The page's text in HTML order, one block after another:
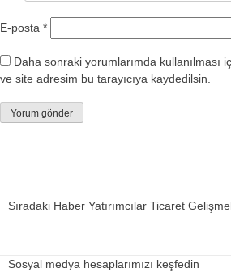
E-posta *
Daha sonraki yorumlarımda kullanılması
ve site adresim bu tarayıcıya kaydedilsin.
Sıradaki Haber Yatırımcılar Ticaret
Sosyal medya hesaplarımızı keşfedin